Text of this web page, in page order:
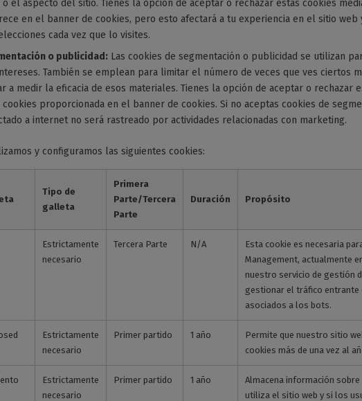
el aspecto del sitio. Tienes la opción de aceptar o rechazar estas cookies
en el banner de cookies, pero esto afectará a tu experiencia en el sitio web
cada vez que lo visites.
o publicidad: Las cookies de segmentación o publicidad se utilizan
También se emplean para limitar el número de veces que ves ciertos
a medir la eficacia de esos materiales. Tienes la opción de aceptar o rechazar
proporcionada en el banner de cookies. Si no aceptas cookies de
a internet no será rastreado por actividades relacionadas con marketing.
y configuramos las siguientes cookies:
Tipo de
galleta
Primera
Parte/Tercera
Parte
Duración Propósito
Estrictamente
necesario
Tercera Parte N/A
Esta cookie es necesaria
Management, actualmente
nuestro servicio de gestión
gestionar el tráfico entrante
asociados a los bots.
Estrictamente
necesario
Primer partido 1 año
Permite que nuestro sitio
cookies más de una vez al
Estrictamente
necesario
Primer partido 1 año
Almacena información
utiliza el sitio web y si los